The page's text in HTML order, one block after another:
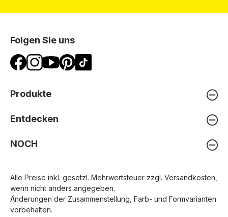
Folgen Sie uns
Produkte
Entdecken
NOCH
Alle Preise inkl. gesetzl. Mehrwertsteuer zzgl. Versandkosten
wenn nicht anders angegeben.
Änderungen der Zusammenstellung, Farb- und Formvarianten
vorbehalten.